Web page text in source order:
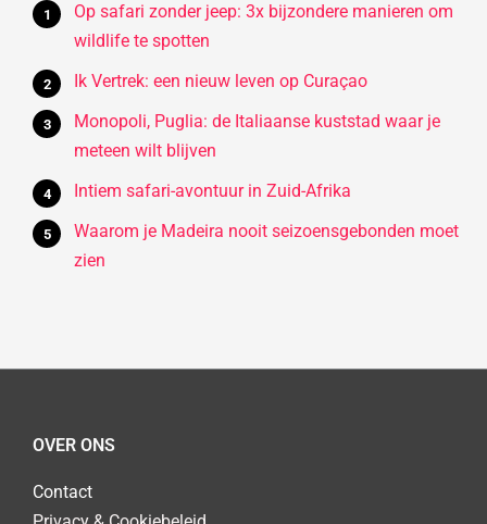
Op safari zonder jeep: 3x bijzondere manieren om
wildlife te spotten
Ik Vertrek: een nieuw leven op Curaçao
Monopoli, Puglia: de Italiaanse kuststad waar je
meteen wilt blijven
Intiem safari-avontuur in Zuid-Afrika
Waarom je Madeira nooit seizoensgebonden moet
zien
OVER ONS
Contact